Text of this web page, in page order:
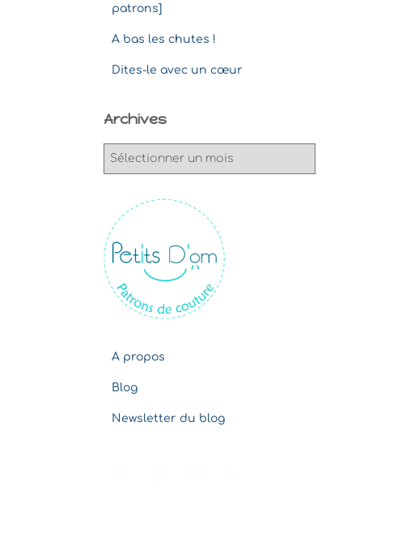
patrons]
A bas les chutes !
Dites-le avec un cœur
Archives
v
e
s
A propos
Blog
Newsletter du blog